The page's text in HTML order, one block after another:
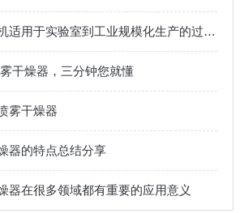
中试喷雾干燥机适用于实验室到工业规模化生产的过渡阶段
干燥器，三分钟您就懂
雾干燥器
器的特点总结分享
器在很多领域都有重要的应用意义